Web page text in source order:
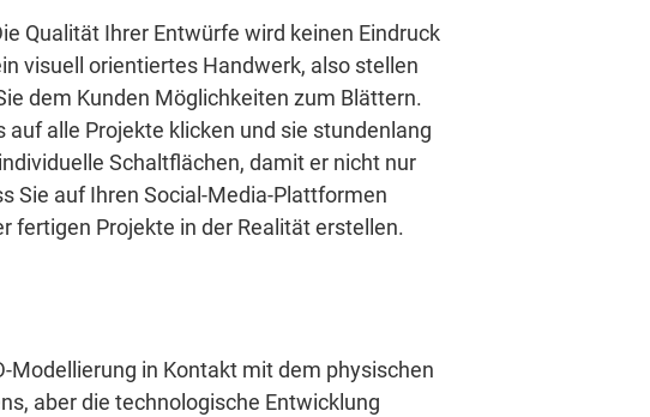
Qualität Ihrer Entwürfe wird keinen Eindruck
visuell orientiertes Handwerk, also stellen
dem Kunden Möglichkeiten zum Blättern.
alle Projekte klicken und sie stundenlang
Schaltflächen, damit er nicht nur
Sie auf Ihren Social-Media-Plattformen
fertigen Projekte in der Realität erstellen.
Modellierung in Kontakt mit dem physischen
aber die technologische Entwicklung